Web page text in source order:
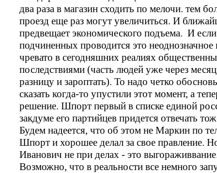
два раза в магазин сходить по мелочи. тем
проезд еще раз могут увеличиться. И
предвещает экономического подъема. И
подчиненных проводится это
чревато в сегодняшних реалиях
последствиями (часть людей уже через
разницу и зароптать). То надо четко
сказать когда-то упустили этот момент, а
решение. Шпорт первый в списке единой
закдуме его партийцев придется отвечать
Будем надеется, что об этом не Маркин по
Шпорт и хорошее делал за свое правление.
Иванович не при делах - это
Возможно, что в реальности все немного